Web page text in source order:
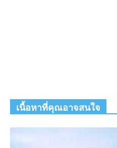
เนื้อหาที่คุณอาจสนใจ